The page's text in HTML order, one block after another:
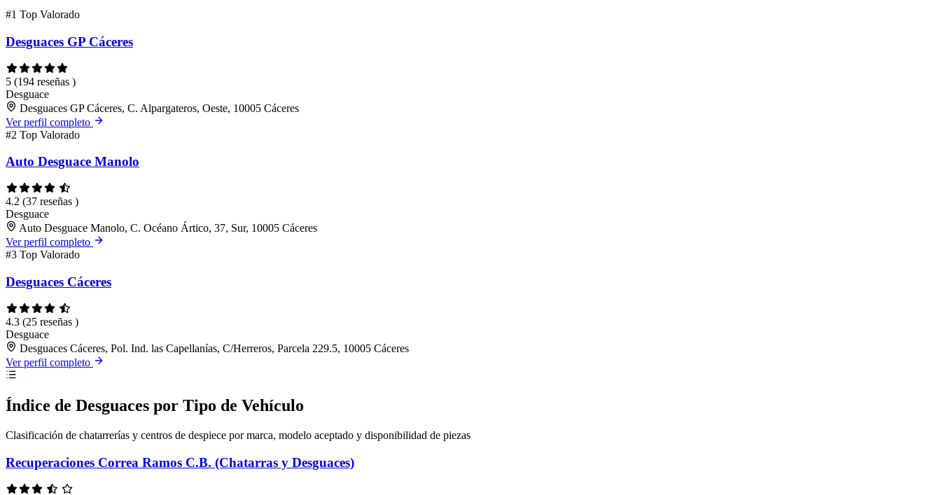
#1 Top Valorado
Desguaces GP Cáceres
5 (194 reseñas )
Desguace
Desguaces GP Cáceres, C. Alpargateros, Oeste, 10005 Cáceres
Ver perfil completo
#2 Top Valorado
Auto Desguace Manolo
4.2 (37 reseñas )
Desguace
Auto Desguace Manolo, C. Océano Ártico, 37, Sur, 10005 Cáceres
Ver perfil completo
#3 Top Valorado
Desguaces Cáceres
4.3 (25 reseñas )
Desguace
Desguaces Cáceres, Pol. Ind. las Capellanías, C/Herreros, Parcela 229.5, 10005 Cáceres
Ver perfil completo
Índice de Desguaces por Tipo de Vehículo
Clasificación de chatarrerías y centros de despiece por marca, modelo aceptado y disponibilidad de piezas
Recuperaciones Correa Ramos C.B. (Chatarras y Desguaces)